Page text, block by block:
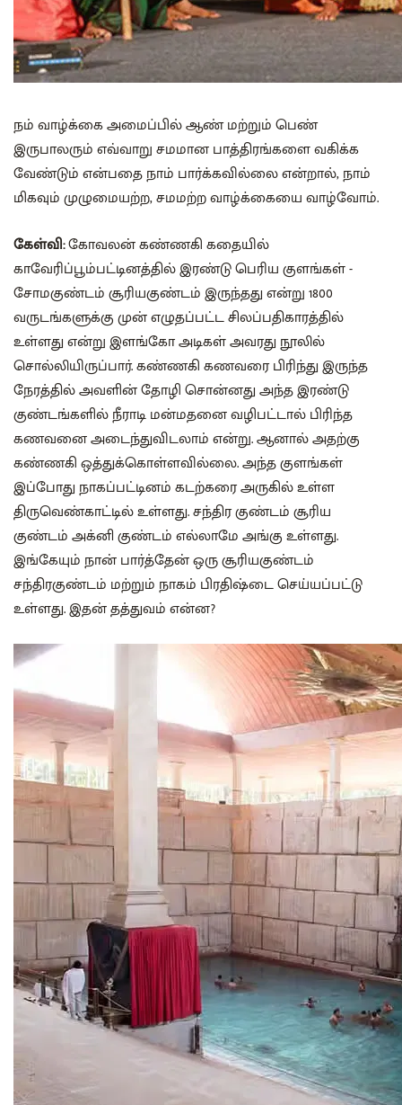
நம் வாழ்க்கை அமைப்பில் ஆண் மற்றும் பெண்
இருபாலரும் எவ்வாறு சமமான பாத்திரங்களை வகிக்க
வேண்டும் என்பதை நாம் பார்க்கவில்லை என்றால், நாம்
மிகவும் முழுமையற்ற, சமமற்ற வாழ்க்கையை வாழ்வோம்.
கேள்வி:கோவலன் கண்ணகி கதையில்
காவேரிப்பூம்பட்டினத்தில் இரண்டு பெரிய குளங்கள் -
சோமகுண்டம் சூரியகுண்டம் இருந்தது என்று 1800
வருடங்களுக்கு முன் எழுதப்பட்ட சிலப்பதிகாரத்தில்
உள்ளது என்று இளங்கோ அடிகள் அவரது நூலில்
சொல்லியிருப்பார். கண்ணகி கணவரை பிரிந்து இருந்த
நேரத்தில் அவளின் தோழி சொன்னது அந்த இரண்டு
குண்டங்களில் நீராடி மன்மதனை வழிபட்டால் பிரிந்த
கணவனை அடைந்துவிடலாம் என்று. ஆனால் அதற்கு
கண்ணகி ஒத்துக்கொள்ளவில்லை. அந்த குளங்கள்
இப்போது நாகப்பட்டினம் கடற்கரை அருகில் உள்ள
திருவெண்காட்டில் உள்ளது. சந்திர குண்டம் சூரிய
குண்டம் அக்னி குண்டம் எல்லாமே அங்கு உள்ளது.
இங்கேயும் நான் பார்த்தேன் ஒரு சூரியகுண்டம்
சந்திரகுண்டம் மற்றும் நாகம் பிரதிஷ்டை செய்யப்பட்டு
உள்ளது. இதன் தத்துவம் என்ன?